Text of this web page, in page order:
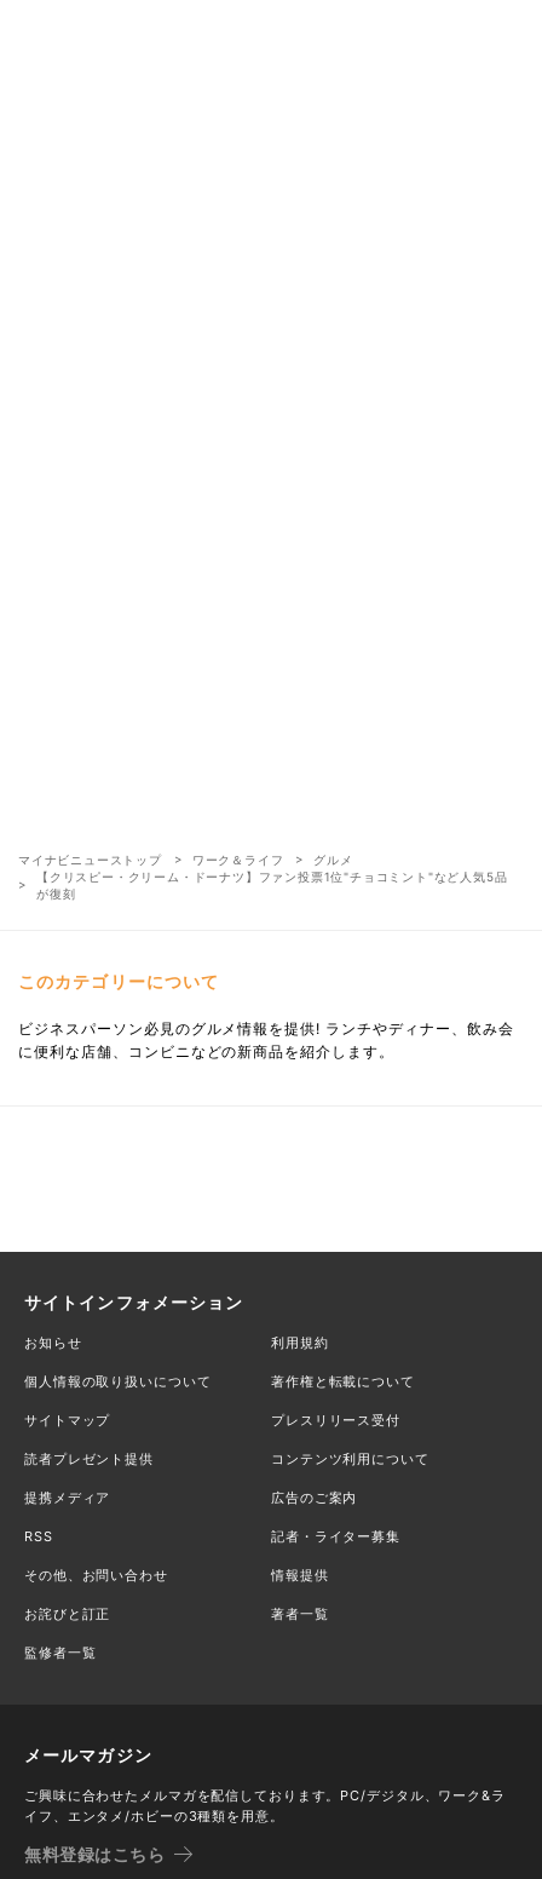
マイナビニューストップ ワーク＆ライフ
グルメ
【クリスピー・クリーム・ドーナツ】ファン投票1位"チョコミント"など人気5品
が復刻
このカテゴリーについて
ビジネスパーソン必見のグルメ情報を提供! ランチやディナー、飲み会
に便利な店舗、コンビニなどの新商品を紹介します。
サイトインフォメーション
お知らせ 利用規約
個人情報の取り扱いについて 著作権と転載について
サイトマップ プレスリリース受付
読者プレゼント提供 コンテンツ利用について
提携メディア 広告のご案内
RSS 記者・ライター募集
その他、お問い合わせ 情報提供
お詫びと訂正 著者一覧
監修者一覧
メールマガジン
ご興味に合わせたメルマガを配信しております。PC/デジタル、ワーク&ラ
イフ、エンタメ/ホビーの3種類を用意。
無料登録はこちら